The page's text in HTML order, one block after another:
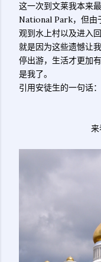
这一次到文莱我本来
National Park，但由
观到水上村以及进入
就是因为这些遗憾让
停出游，生活才更加
是我了。
引用安徒生的一句话：
来